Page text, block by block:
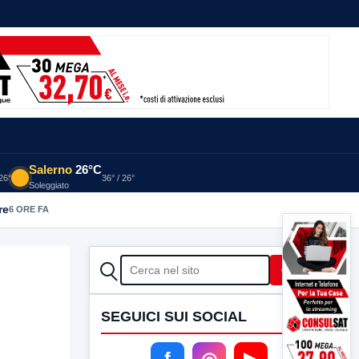
Salerno 26°C
Soleggiato
36° / 26°
6 ORE FA
CERCA Cerca
SEGUICI SUI SOCIAL